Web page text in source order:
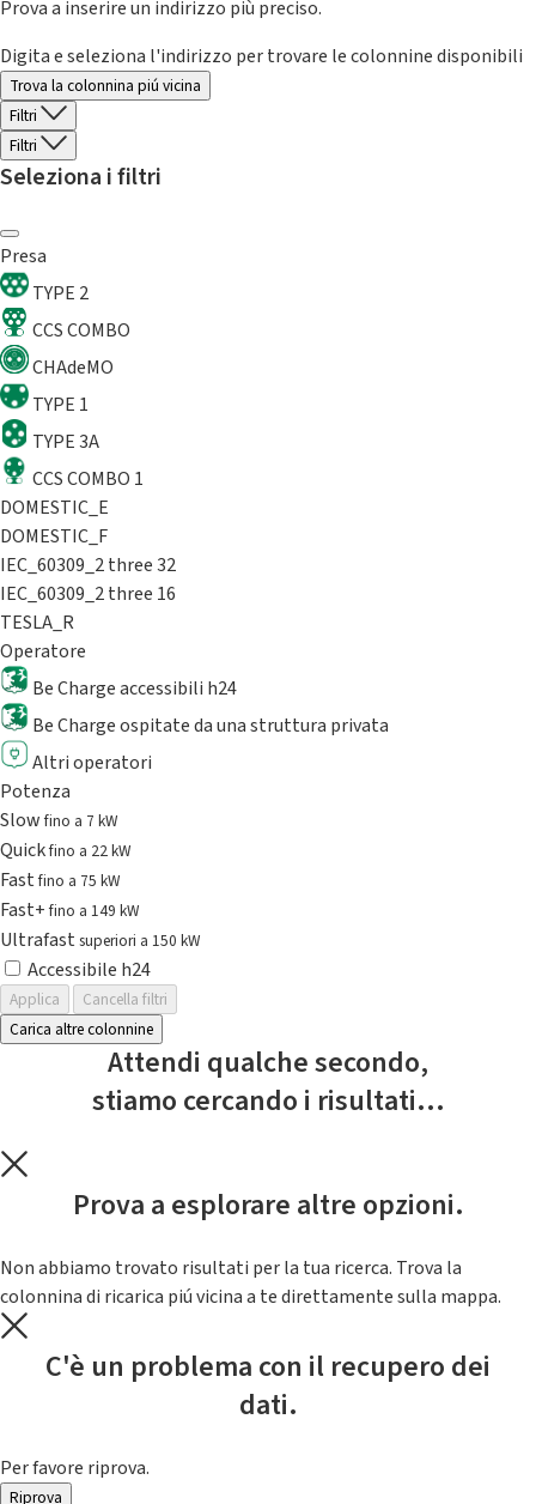
Prova a inserire un indirizzo più preciso.
Digita e seleziona l'indirizzo per trovare le colonnine disponibili
Trova la colonnina piú vicina
Filtri
Filtri
Seleziona i filtri
Presa
TYPE 2
CCS COMBO
CHAdeMO
TYPE 1
TYPE 3A
CCS COMBO 1
DOMESTIC_E
DOMESTIC_F
IEC_60309_2 three 32
IEC_60309_2 three 16
TESLA_R
Operatore
Be Charge accessibili h24
Be Charge ospitate da una struttura privata
Altri operatori
Potenza
Slowfino a 7 kW
Quickfino a 22 kW
Fastfino a 75 kW
Fast+fino a 149 kW
Ultrafast superiori a 150 kW
Accessibile h24
Applica
Cancella filtri
Carica altre colonnine
Attendi qualche secondo,
stiamo cercando i risultati...
Prova a esplorare altre opzioni.
Non abbiamo trovato risultati per la tua ricerca. Trova la
colonnina di ricarica piú vicina a te direttamente sulla mappa.
C'è un problema con il recupero dei
dati.
Per favore riprova.
Riprova